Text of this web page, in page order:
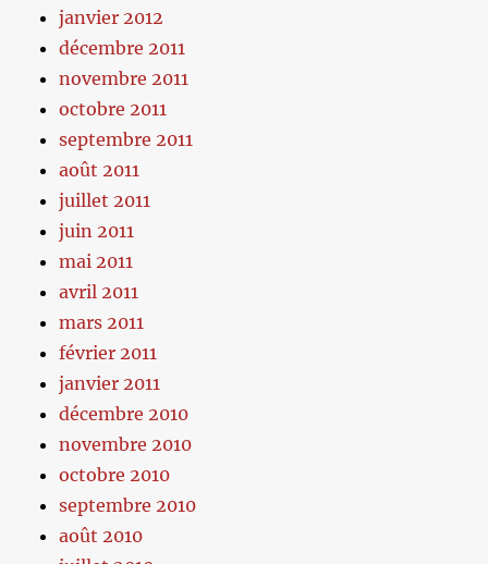
janvier 2012
décembre 2011
novembre 2011
octobre 2011
septembre 2011
août 2011
juillet 2011
juin 2011
mai 2011
avril 2011
mars 2011
février 2011
janvier 2011
décembre 2010
novembre 2010
octobre 2010
septembre 2010
août 2010